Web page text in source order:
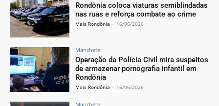
Rondônia coloca viaturas semiblindadas
nas ruas e reforça combate ao crime
Mais Rondônia - 16/06/2026
Manchete
Operação da Polícia Civil mira suspeitos
de armazenar pornografia infantil em
Rondônia
Mais Rondônia - 16/06/2026
Manchete